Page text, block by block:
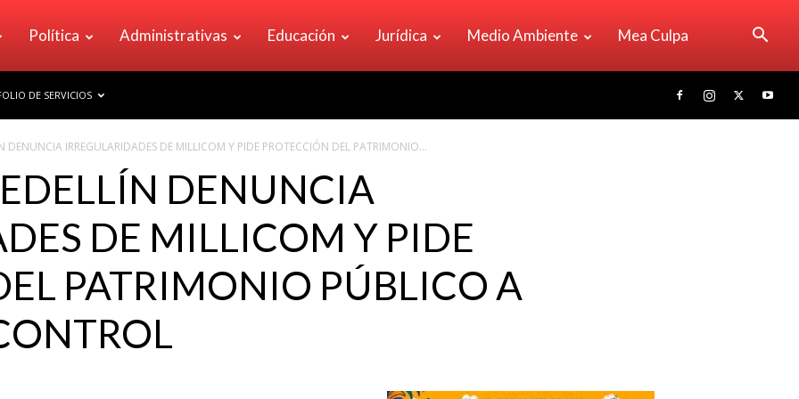
Política Administrativas Educación Jurídica Medio Ambiente Mea Culpa
DE SERVICIOS
DENUNCIA IRREGULARIDADES DE MILLICOM Y PIDE PROTECCIÓN DEL PATRIMONIO...
DENUNCIA
DE MILLICOM Y PIDE
PATRIMONIO PÚBLICO A